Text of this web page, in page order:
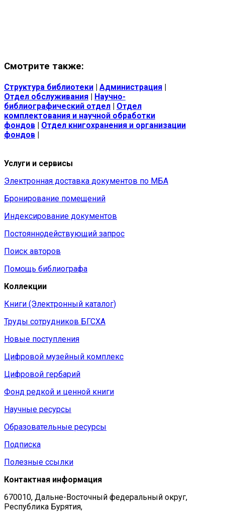
Смотрите также:
Структура библиотеки Администрация
Отдел обслуживания
Научно-
библиографический отдел
Отдел
комплектования и научной обработки
фондов
Отдел книгохранения и организации
фондов
Услуги и сервисы
Электронная доставка документов по МБА
Бронирование помещений
Индексирование документов
Постояннодействующий запрос
Поиск авторов
Помощь библиографа
Коллекции
Книги (Электронный каталог)
Труды сотрудников БГСХА
Новые поступления
Цифровой музейный комплекс
Цифровой гербарий
Фонд редкой и ценной книги
Научные ресурсы
Образовательные ресурсы
Подписка
Полезные ссылки
Контактная информация
670010, Дальне-Восточный федеральный округ,
Республика Бурятия,